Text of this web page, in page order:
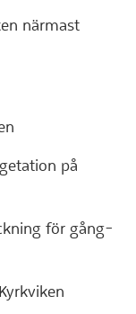
närmast
på
för gång-